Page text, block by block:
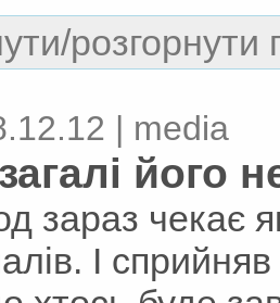
розгорнути
| media
його
зараз чекає
І